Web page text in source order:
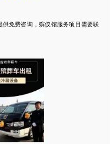
免费咨询，殡仪馆服务项目需要联